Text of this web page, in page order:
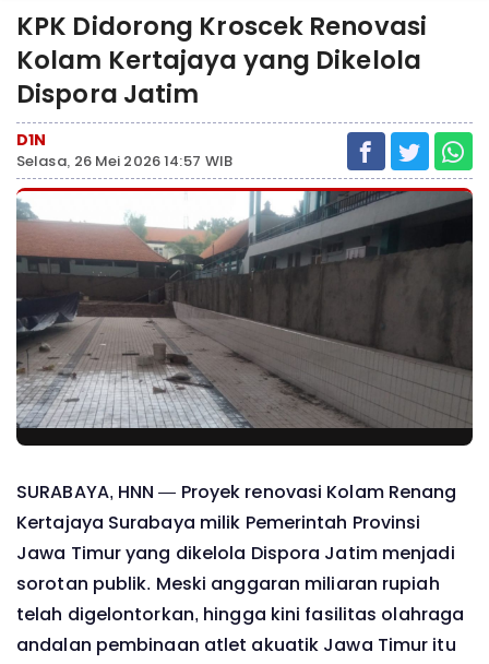
KPK Didorong Kroscek Renovasi
Kolam Kertajaya yang Dikelola
Dispora Jatim
D1N
Selasa, 26 Mei 2026 14:57 WIB
SURABAYA, HNN — Proyek renovasi Kolam Renang
Kertajaya Surabaya milik Pemerintah Provinsi
Jawa Timur yang dikelola Dispora Jatim menjadi
sorotan publik. Meski anggaran miliaran rupiah
telah digelontorkan, hingga kini fasilitas olahraga
andalan pembinaan atlet akuatik Jawa Timur itu